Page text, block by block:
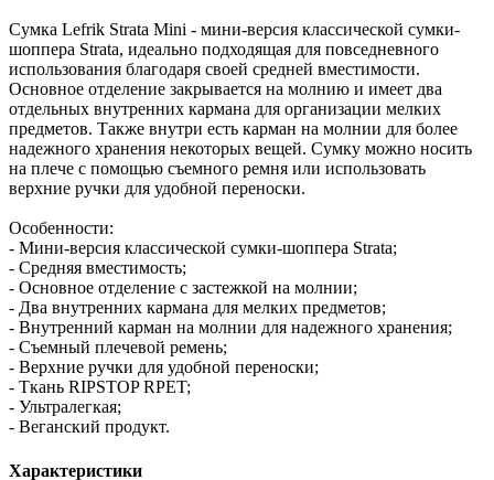
Сумка Lefrik Strata Mini - мини-версия классической сумки-
шоппера Strata, идеально подходящая для повседневного
использования благодаря своей средней вместимости.
Основное отделение закрывается на молнию и имеет два
отдельных внутренних кармана для организации мелких
предметов. Также внутри есть карман на молнии для более
надежного хранения некоторых вещей. Сумку можно носить
на плече с помощью съемного ремня или использовать
верхние ручки для удобной переноски.
Особенности:
- Мини-версия классической сумки-шоппера Strata;
- Средняя вместимость;
- Основное отделение с застежкой на молнии;
- Два внутренних кармана для мелких предметов;
- Внутренний карман на молнии для надежного хранения;
- Съемный плечевой ремень;
- Верхние ручки для удобной переноски;
- Ткань RIPSTOP RPET;
- Ультралегкая;
- Веганский продукт.
Характеристики